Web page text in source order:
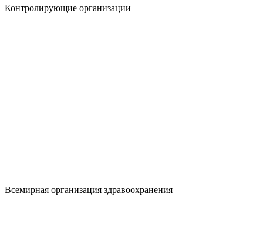
Контролирующие организации
Всемирная организация здравоохранения